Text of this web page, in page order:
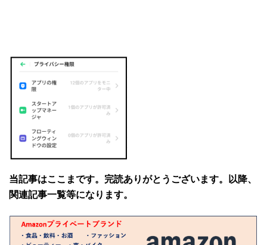
当記事はここまです。完読ありがとうございます。以降、
関連記事一覧等になります。